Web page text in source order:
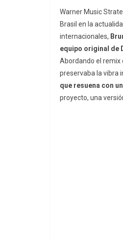
Warner Music
Brasil en la
internacionales,
equipo original de
Abordando el remix
preservaba la vibra
que resuena con
proyecto, una